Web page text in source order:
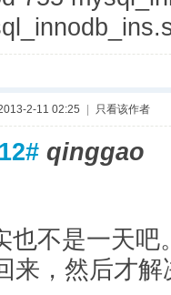
2-11 02:25 只看该作者
12# qinggao
不是一天吧
来，然后才解